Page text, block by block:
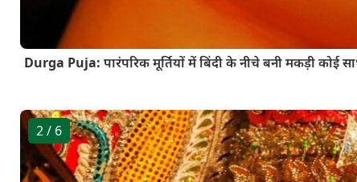
Durga Puja: पारंपरिक मूर्तियों में बिंदी के नीचे बनी मकड़ी कोई
2/ 6